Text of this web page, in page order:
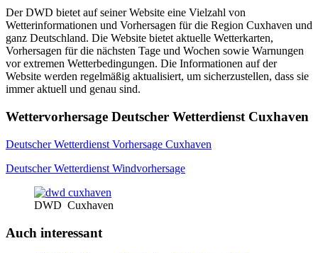
Der DWD bietet auf seiner Website eine Vielzahl von
Wetterinformationen und Vorhersagen für die Region Cuxhaven und
ganz Deutschland. Die Website bietet aktuelle Wetterkarten,
Vorhersagen für die nächsten Tage und Wochen sowie Warnungen
vor extremen Wetterbedingungen. Die Informationen auf der
Website werden regelmäßig aktualisiert, um sicherzustellen, dass sie
immer aktuell und genau sind.
Wettervorhersage Deutscher Wetterdienst Cuxhaven
Deutscher Wetterdienst Vorhersage Cuxhaven
Deutscher Wetterdienst Windvorhersage
DWD Cuxhaven
Auch interessant